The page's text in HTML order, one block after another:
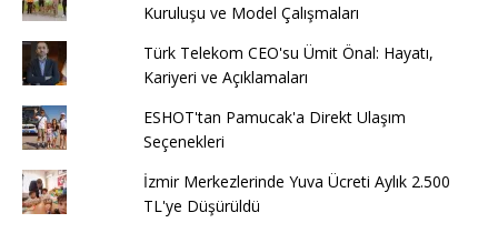
Kuruluşu ve Model Çalışmaları
Türk Telekom CEO'su Ümit Önal: Hayatı,
Kariyeri ve Açıklamaları
ESHOT'tan Pamucak'a Direkt Ulaşım
Seçenekleri
İzmir Merkezlerinde Yuva Ücreti Aylık 2.500
TL'ye Düşürüldü